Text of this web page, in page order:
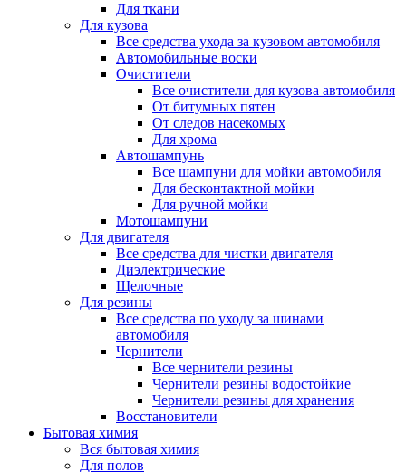
Для ткани
Для кузова
Все средства ухода за кузовом автомобиля
Автомобильные воски
Очистители
Все очистители для кузова автомобиля
От битумных пятен
От следов насекомых
Для хрома
Автошампунь
Все шампуни для мойки автомобиля
Для бесконтактной мойки
Для ручной мойки
Мотошампуни
Для двигателя
Все средства для чистки двигателя
Диэлектрические
Щелочные
Для резины
Все средства по уходу за шинами
автомобиля
Чернители
Все чернители резины
Чернители резины водостойкие
Чернители резины для хранения
Восстановители
Бытовая химия
Вся бытовая химия
Для полов